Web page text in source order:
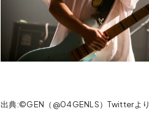
出典:©GEN（@04GENLS）Twitterより